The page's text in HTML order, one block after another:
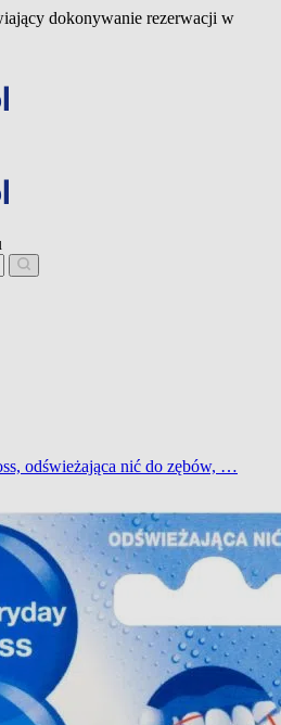
dokonywanie rezerwacji w
odświeżająca nić do zębów, …